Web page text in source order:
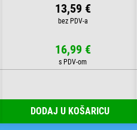
13,59 €
16,99 €
DODAJ U KOŠARICU